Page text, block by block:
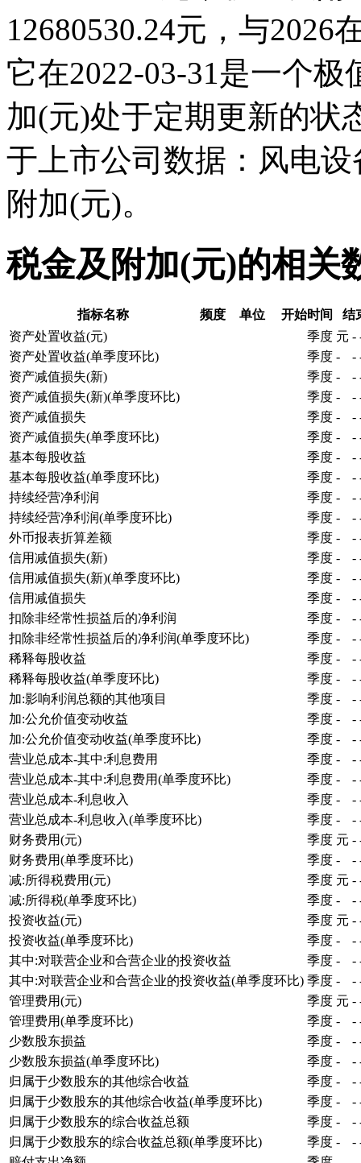
12680530.24元，与
它在2022-03-31是一个
加(元)处于定期更新的状
于上市公司数据：风电
附加(元)。
税金及附加(元)的相关
指标名称 频度 单位 开始时间
结
资产处置收益(元)
季度 元 -
资产处置收益(单季度环比)
季度 - -
资产减值损失(新)
季度 - -
资产减值损失(新)(单季度环比)
季度 - -
资产减值损失
季度 - -
资产减值损失(单季度环比)
季度 - -
基本每股收益
季度 - -
基本每股收益(单季度环比)
季度 - -
持续经营净利润
季度 - -
持续经营净利润(单季度环比)
季度 - -
外币报表折算差额
季度 - -
信用减值损失(新)
季度 - -
信用减值损失(新)(单季度环比)
季度 - -
信用减值损失
季度 - -
扣除非经常性损益后的净利润
季度 - -
扣除非经常性损益后的净利润(单季度环比)
季度 - -
稀释每股收益
季度 - -
稀释每股收益(单季度环比)
季度 - -
加:影响利润总额的其他项目
季度 - -
加:公允价值变动收益
季度 - -
加:公允价值变动收益(单季度环比)
季度 - -
营业总成本-其中:利息费用
季度 - -
营业总成本-其中:利息费用(单季度环比)
季度 - -
营业总成本-利息收入
季度 - -
营业总成本-利息收入(单季度环比)
季度 - -
财务费用(元)
季度 元 -
财务费用(单季度环比)
季度 - -
减:所得税费用(元)
季度 元 -
减:所得税(单季度环比)
季度 - -
投资收益(元)
季度 元 -
投资收益(单季度环比)
季度 - -
其中:对联营企业和合营企业的投资收益
季度 - -
其中:对联营企业和合营企业的投资收益(单季度环比) 季度 - -
管理费用(元)
季度 元 -
管理费用(单季度环比)
季度 - -
少数股东损益
季度 - -
少数股东损益(单季度环比)
季度 - -
归属于少数股东的其他综合收益
季度 - -
归属于少数股东的其他综合收益(单季度环比)
季度 - -
归属于少数股东的综合收益总额
季度 - -
归属于少数股东的综合收益总额(单季度环比)
季度 - -